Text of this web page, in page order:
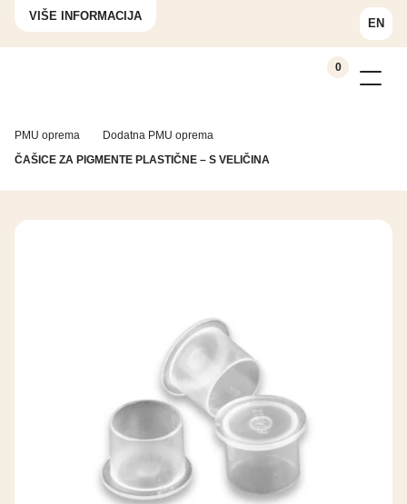
VIŠE INFORMACIJA
EN
0
PMU oprema
Dodatna PMU oprema
ČAŠICE ZA PIGMENTE PLASTIČNE – S VELIČINA